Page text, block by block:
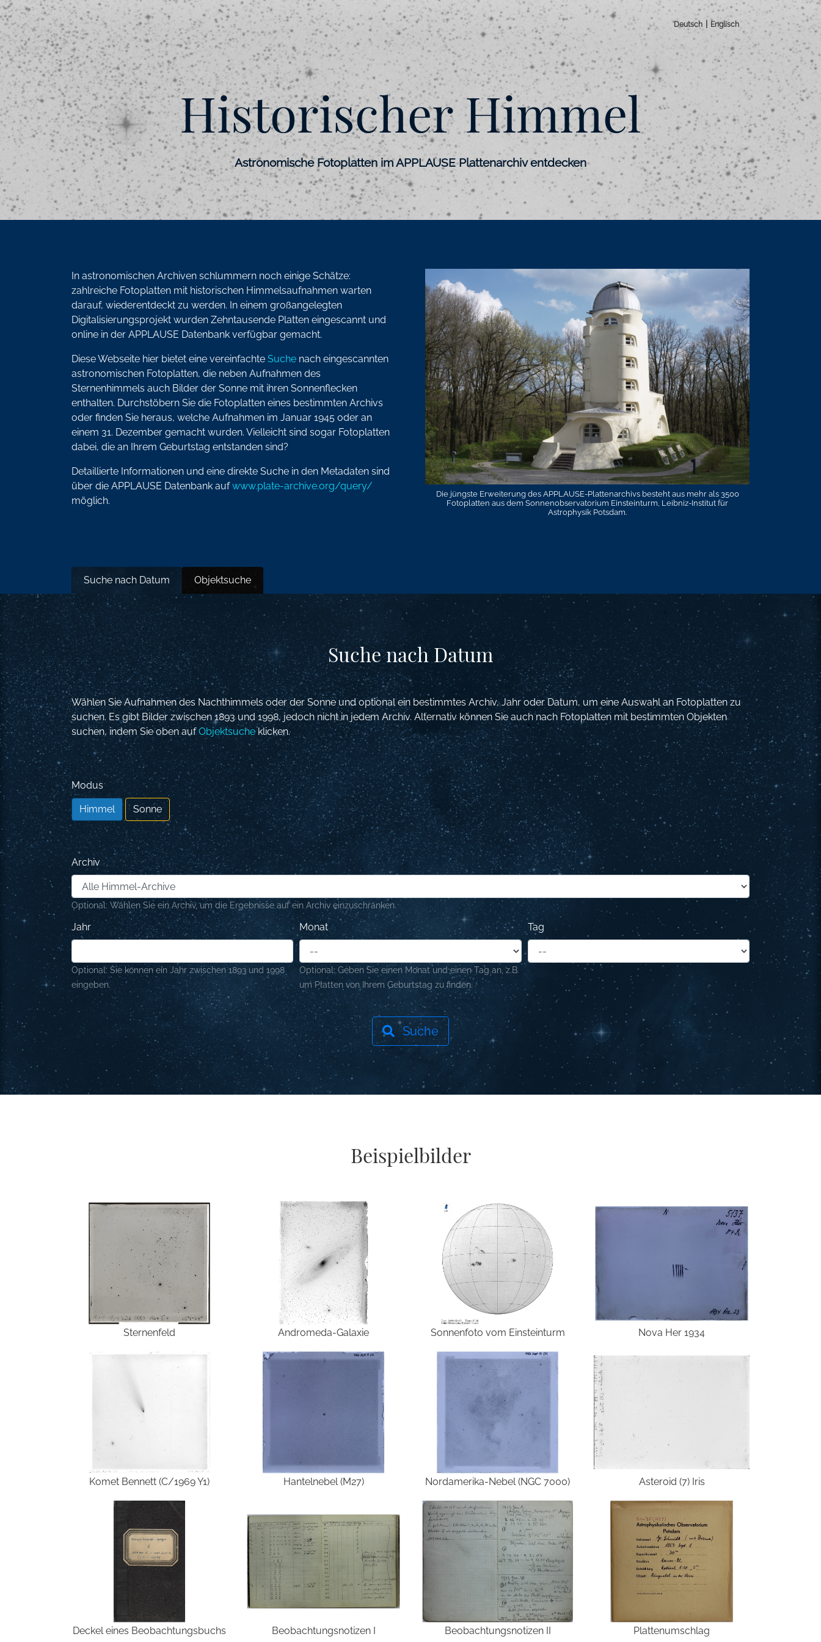
Deutsch | Englisch
Historischer Himmel
Astronomische Fotoplatten im APPLAUSE Plattenarchiv entdecken
In astronomischen Archiven schlummern noch einige Schätze:
zahlreiche Fotoplatten mit historischen Himmelsaufnahmen warten
darauf, wiederentdeckt zu werden. In einem großangelegten
Digitalisierungsprojekt wurden Zehntausende Platten eingescannt und
online in der APPLAUSE Datenbank verfügbar gemacht.
Diese Webseite hier bietet eine vereinfachte Suche nach eingescannten
astronomischen Fotoplatten, die neben Aufnahmen des
Sternenhimmels auch Bilder der Sonne mit ihren Sonnenflecken
enthalten. Durchstöbern Sie die Fotoplatten eines bestimmten Archivs
oder finden Sie heraus, welche Aufnahmen im Januar 1945 oder an
einem 31. Dezember gemacht wurden. Vielleicht sind sogar Fotoplatten
dabei, die an Ihrem Geburtstag entstanden sind?
Detaillierte Informationen und eine direkte Suche in den Metadaten sind
über die APPLAUSE Datenbank aufwww.plate-archive.org/query/
möglich.
Die jüngste Erweiterung des APPLAUSE-Plattenarchivs besteht aus mehr als 3500
Fotoplatten aus dem Sonnenobservatorium Einsteinturm, Leibniz-Institut für
Astrophysik Potsdam.
Suche nach Datum Objektsuche
Suche nach Datum
Wählen Sie Aufnahmen des Nachthimmels oder der Sonne und optional ein bestimmtes Archiv, Jahr oder Datum, um eine Auswahl an Fotoplatten zu
suchen. Es gibt Bilder zwischen 1893 und 1998, jedoch nicht in jedem Archiv. Alternativ können Sie auch nach Fotoplatten mit bestimmten Objekten
suchen, indem Sie oben aufObjektsucheklicken.
Modus
Himmel Sonne
Archiv
Optional: Wählen Sie ein Archiv, um die Ergebnisse auf ein Archiv einzuschränken.
Jahr
Optional: Sie können ein Jahr zwischen 1893 und 1998
eingeben.
Monat
Optional: Geben Sie einen Monat und einen Tag an, z.B.
um Platten von Ihrem Geburtstag zu finden.
Tag
Suche
Beispielbilder
Sternenfeld Andromeda-Galaxie Sonnenfoto vom Einsteinturm Nova Her 1934
Komet Bennett (C/1969 Y1) Hantelnebel (M27) Nordamerika-Nebel (NGC 7000) Asteroid (7) Iris
Deckel eines Beobachtungsbuchs Beobachtungsnotizen I Beobachtungsnotizen II Plattenumschlag